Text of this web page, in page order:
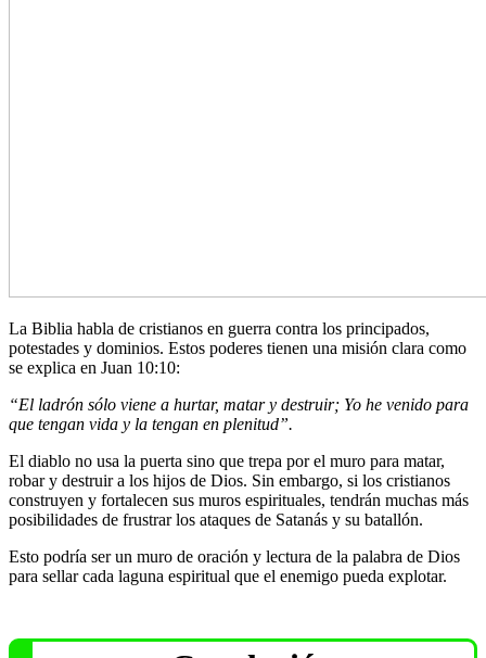
La Biblia habla de cristianos en guerra contra los principados,
potestades y dominios. Estos poderes tienen una misión clara como
se explica en Juan 10:10:
“El ladrón sólo viene a hurtar, matar y destruir; Yo he venido para
que tengan vida y la tengan en plenitud”.
El diablo no usa la puerta sino que trepa por el muro para matar,
robar y destruir a los hijos de Dios. Sin embargo, si los cristianos
construyen y fortalecen sus muros espirituales, tendrán muchas más
posibilidades de frustrar los ataques de Satanás y su batallón.
Esto podría ser un muro de oración y lectura de la palabra de Dios
para sellar cada laguna espiritual que el enemigo pueda explotar.